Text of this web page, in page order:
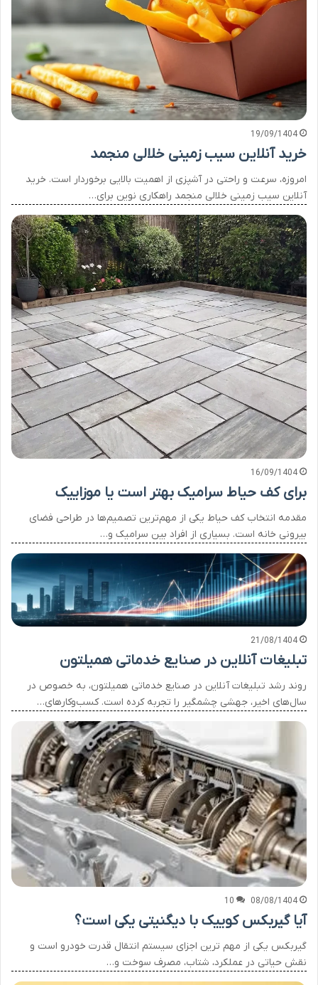
19/09/1404
خرید آنلاین سیب زمینی خلالی منجمد
امروزه، سرعت و راحتی در آشپزی از اهمیت بالایی برخوردار است. خرید
آنلاین سیب زمینی خلالی منجمد راهکاری نوین برای…
16/09/1404
برای کف حیاط سرامیک بهتر است یا موزاییک
مقدمه انتخاب کف حیاط یکی از مهم‌ترین تصمیم‌ها در طراحی فضای
بیرونی خانه است. بسیاری از افراد بین سرامیک و…
21/08/1404
تبلیغات آنلاین در صنایع خدماتی همیلتون
روند رشد تبلیغات آنلاین در صنایع خدماتی همیلتون، به خصوص در
سال‌های اخیر، جهشی چشمگیر را تجربه کرده است. کسب‌وکارهای…
08/08/1404
10
آیا گیربکس کوییک با دیگنیتی یکی است؟
گیربکس یکی از مهم ترین اجزای سیستم انتقال قدرت خودرو است و
نقش حیاتی در عملکرد، شتاب، مصرف سوخت و…